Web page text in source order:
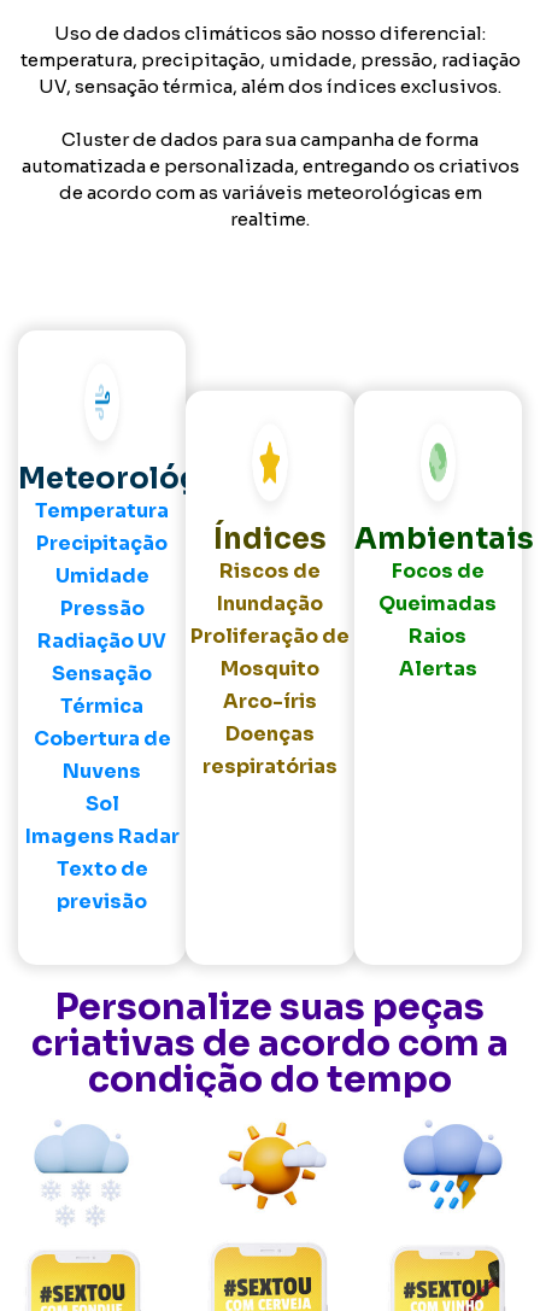
Uso de dados climáticos são nosso diferencial:
temperatura, precipitação, umidade, pressão, radiação
UV, sensação térmica, além dos índices exclusivos.
Cluster de dados para sua campanha de forma
automatizada e personalizada, entregando os criativos
de acordo com as variáveis meteorológicas em
realtime.
Meteorológicos
Temperatura
Precipitação
Umidade
Pressão
Radiação UV
Sensação
Térmica
Cobertura de
Nuvens
Sol
Imagens Radar
Texto de
previsão
Índices
Riscos de
Inundação
Proliferação de
Mosquito
Arco-íris
Doenças
respiratórias
Ambientais
Focos de
Queimadas
Raios
Alertas
Personalize suas peças
criativas de acordo com a
condição do tempo